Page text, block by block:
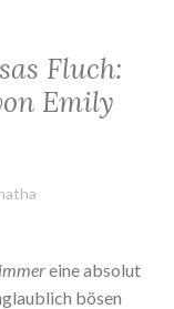
Fluch:
Emily
eine absolut
bösen